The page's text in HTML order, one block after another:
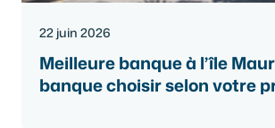
22 juin 2026
Meilleure banque à l’île
banque choisir selon votre